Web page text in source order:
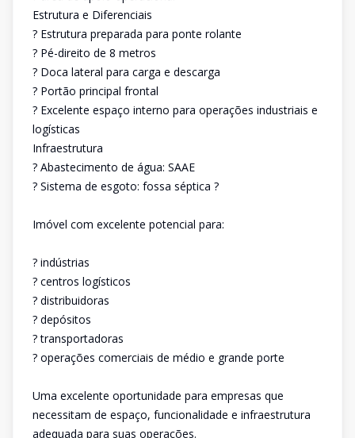
Estrutura e Diferenciais
? Estrutura preparada para ponte rolante
? Pé-direito de 8 metros
? Doca lateral para carga e descarga
? Portão principal frontal
? Excelente espaço interno para operações industriais e
logísticas
Infraestrutura
? Abastecimento de água: SAAE
? Sistema de esgoto: fossa séptica ?
Imóvel com excelente potencial para:
? indústrias
? centros logísticos
? distribuidoras
? depósitos
? transportadoras
? operações comerciais de médio e grande porte
Uma excelente oportunidade para empresas que
necessitam de espaço, funcionalidade e infraestrutura
adequada para suas operações.